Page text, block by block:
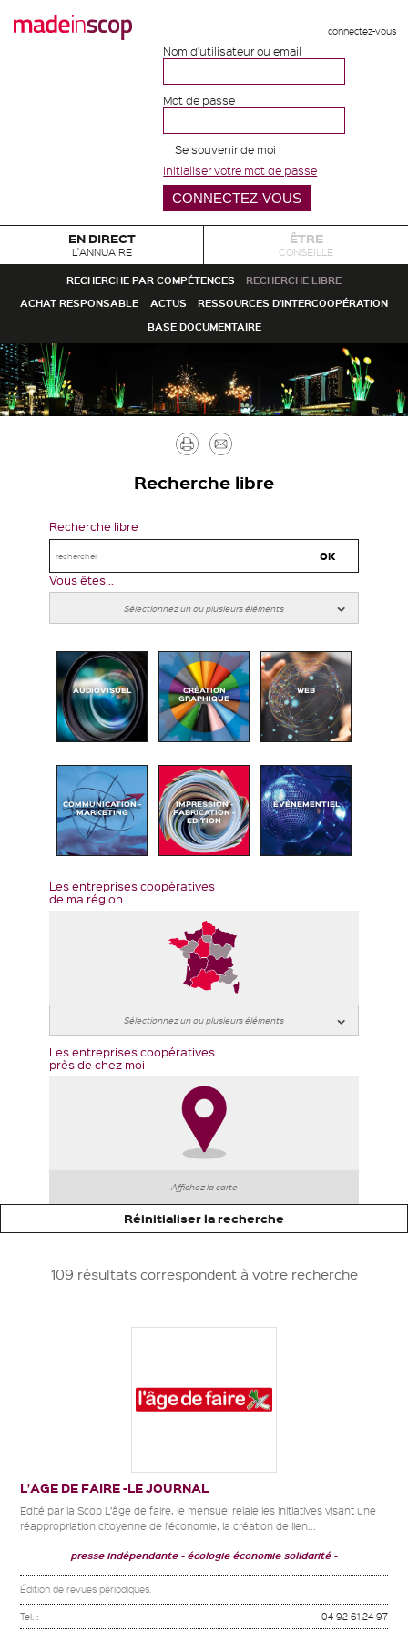
connectez-vous
Nom d'utilisateur ou email
Mot de passe
Se souvenir de moi
Initialiser votre mot de passe
EN DIRECT
L'ANNUAIRE
ÊTRE
CONSEILLÉ
RECHERCHE PAR COMPÉTENCES
RECHERCHE LIBRE
ACHAT RESPONSABLE
ACTUS
RESSOURCES D'INTERCOOPÉRATION
BASE DOCUMENTAIRE
Imprimer
Recherche libre
Recherche libre
Vous êtes...
AUDIOVISUEL CRÉATION
GRAPHIQUE
WEB
COMMUNICATION -
MARKETING
IMPRESSION -
FABRICATION -
EDITION
ÉVÉNEMENTIEL
Les entreprises coopératives
de ma région
Les entreprises coopératives
près de chez moi
Affichez la carte
Réinitialiser la recherche
109 résultats correspondent à votre recherche
L’AGE DE FAIRE -LE JOURNAL
Edité par la Scop L’âge de faire, le mensuel relaie les initiatives visant une
réappropriation citoyenne de l’économie, la création de lien...
presse indépendante écologie économie solidarité
Édition de revues périodiques.
Tel. : 04 92 61 24 97